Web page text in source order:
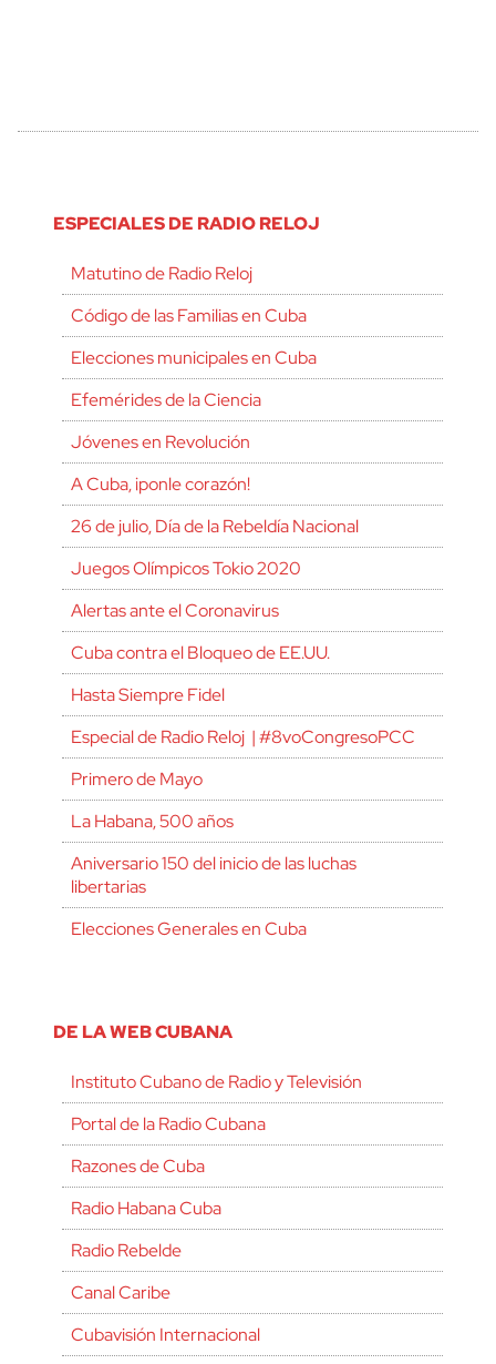
ESPECIALES DE RADIO RELOJ
Matutino de Radio Reloj
Código de las Familias en Cuba
Elecciones municipales en Cuba
Efemérides de la Ciencia
Jóvenes en Revolución
A Cuba, ¡ponle corazón!
26 de julio, Día de la Rebeldía Nacional
Juegos Olímpicos Tokio 2020
Alertas ante el Coronavirus
Cuba contra el Bloqueo de EE.UU.
Hasta Siempre Fidel
Especial de Radio Reloj | #8voCongresoPCC
Primero de Mayo
La Habana, 500 años
Aniversario 150 del inicio de las luchas
libertarias
Elecciones Generales en Cuba
DE LA WEB CUBANA
Instituto Cubano de Radio y Televisión
Portal de la Radio Cubana
Razones de Cuba
Radio Habana Cuba
Radio Rebelde
Canal Caribe
Cubavisión Internacional